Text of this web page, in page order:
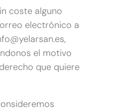
coste alguno
electrónico a
el motivo
que quiere